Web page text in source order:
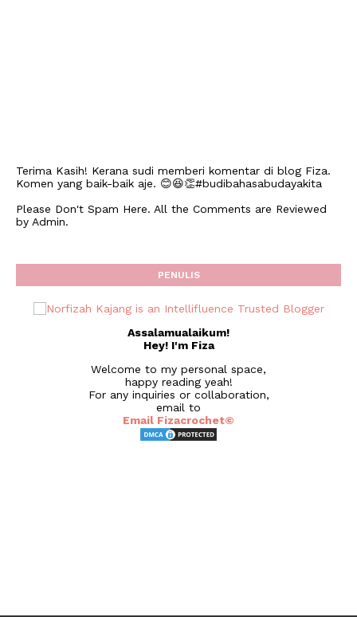
Terima Kasih! Kerana sudi memberi komentar di blog Fiza.
Komen yang baik-baik aje. 😊😆👏#budibahasabudayakita
Please Don't Spam Here. All the Comments are Reviewed
by Admin.
PENULIS
Assalamualaikum!
Hey! I'm Fiza
Welcome to my personal space,
happy reading yeah!
For any inquiries or collaboration,
email to
Email Fizacrochet©